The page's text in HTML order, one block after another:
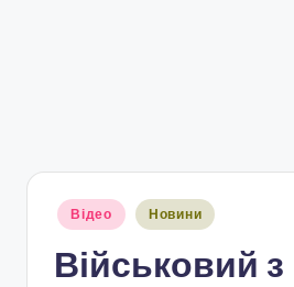
Опубліковано
Відео Новини
Військовий з